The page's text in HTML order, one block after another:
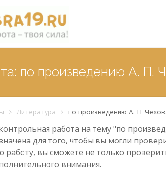
по произведению А. П.
Литература по произведению А. П.
работа на тему "по
для того, чтобы вы могли
вы сможете не только
внимания.